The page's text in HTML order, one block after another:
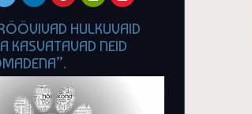
HULKUVAID
KASVATAVAD NEID